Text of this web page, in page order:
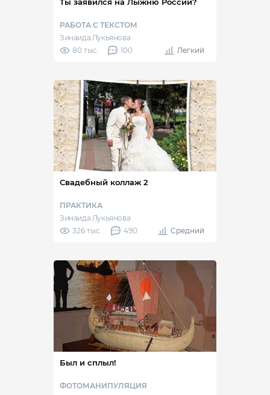
РАБОТА С ТЕКСТОМ
Зинаида Лукьянова
80 тыс.
100 Легкий
Свадебный коллаж 2
ПРАКТИКА
Зинаида Лукьянова
326 тыс.
490 Средний
Был и сплыл!
ФОТОМАНИПУЛЯЦИЯ